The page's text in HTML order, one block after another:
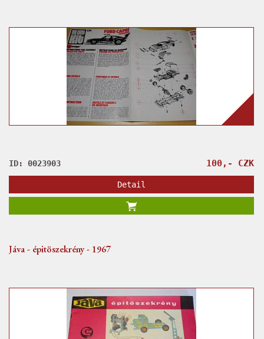
ID: 0023903 100,- CZK
Detail
Jáva - épitöszekrény - 1967